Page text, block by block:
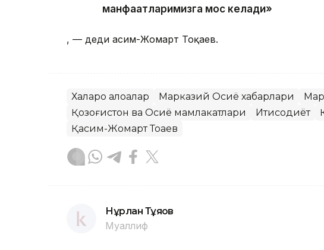
манфаатларимизга мос келади»
, — деди Қасим-Жомарт Тоқаев.
Халқаро алоқалар Марказий Осиё хабарлари
Қозоғистон ва Осиё мамлакатлари
Иқтисодиёт
Қасим-Жомарт Тоқаев
Нұрлан Тұяқов
Муаллиф